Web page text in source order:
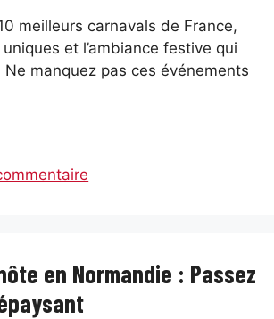
meilleurs carnavals de France,
et l’ambiance festive qui
manquez pas ces événements
en Normandie : Passez